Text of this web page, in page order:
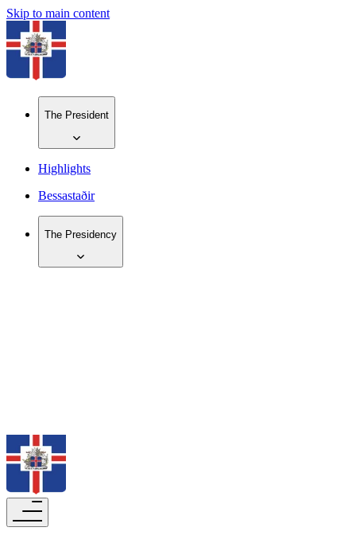
Skip to main content
The President
Highlights
Bessastaðir
The Presidency